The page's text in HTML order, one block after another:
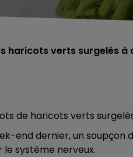
haricots verts surgelés à
de haricots verts
end dernier, un soupçon
système nerveux.